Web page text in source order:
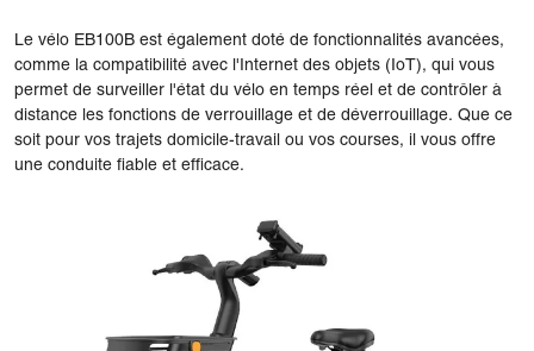
Le vélo EB100B est également doté de fonctionnalités avancées,
comme la compatibilité avec l'Internet des objets (IoT), qui vous
permet de surveiller l'état du vélo en temps réel et de contrôler à
distance les fonctions de verrouillage et de déverrouillage. Que ce
soit pour vos trajets domicile-travail ou vos courses, il vous offre
une conduite fiable et efficace.